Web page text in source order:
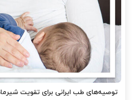
توصیه‌های طب ایرانی برای تقویت